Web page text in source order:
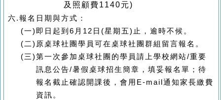
及照顧費1140元)
六.報名日期與方式：
(一) 即日起到6 月 12 日 (星期五) 止，逾時不候。
( 二) 原桌球社團學員可在桌球社團群組留言報名。
(三)第一次參加桌球社團的學員請上學校網站/重要
訊息公告/暑假桌球招生簡章，填妥報名單；待
報名截止確認開課後，會用 E-mail 通知家長繳費
資訊。